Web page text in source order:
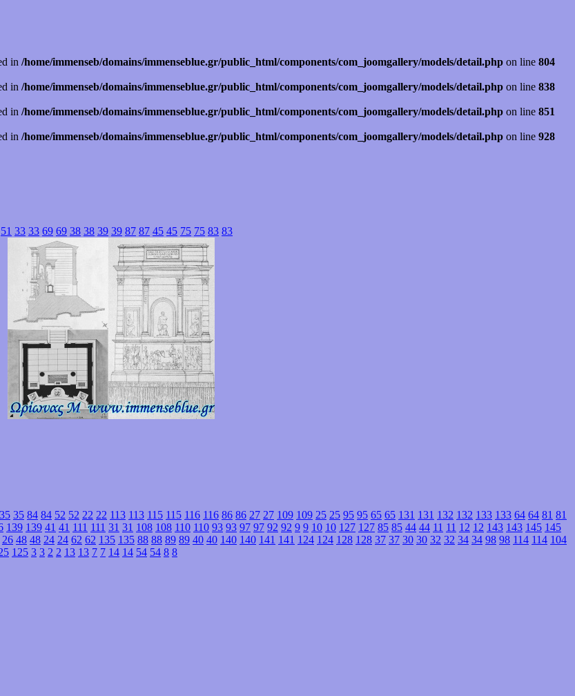
in /home/immenseb/domains/immenseblue.gr/public_html/components/com_joomgallery/models/detail.php on line 804
in /home/immenseb/domains/immenseblue.gr/public_html/components/com_joomgallery/models/detail.php on line 838
in /home/immenseb/domains/immenseblue.gr/public_html/components/com_joomgallery/models/detail.php on line 851
in /home/immenseb/domains/immenseblue.gr/public_html/components/com_joomgallery/models/detail.php on line 928
51 33 33 69 69 38 38 39 39 87 87 45 45 75 75 83 83
35 35 84 84 52 52 22 22 113 113 115 115 116 116 86 86 27 27 109 109 25 25 95 95 65 65 131 131 132 132 133 133 64 64 81 81
139 139 41 41 111 111 31 31 108 108 110 110 93 93 97 97 92 92 9 9 10 10 127 127 85 85 44 44 11 11 12 12 143 143 145 145
26 48 48 24 24 62 62 135 135 88 88 89 89 40 40 140 140 141 141 124 124 128 128 37 37 30 30 32 32 34 34 98 98 114 114 104
125 3 3 2 2 13 13 7 7 14 14 54 54 8 8